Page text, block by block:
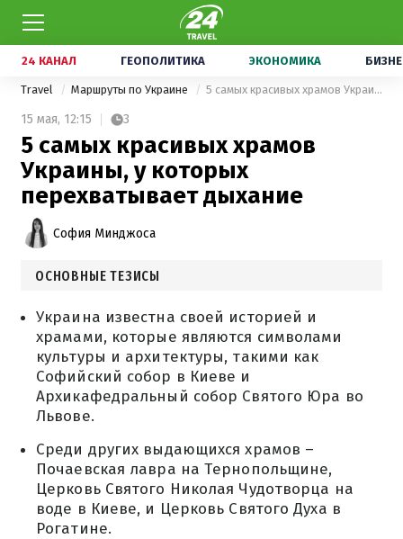
24 КАНАЛ ГЕОПОЛИТИКА ЭКОНОМИКА
Travel Маршруты по Украине 5 самых красивых храмов Украины, у которых перехватывает дыхание
15 мая, 12:15 3
5 самых красивых храмов
Украины, у которых
перехватывает дыхание
София Минджоса
ОСНОВНЫЕ ТЕЗИСЫ
Украина известна своей историей и
храмами, которые являются символами
культуры и архитектуры, такими как
Софийский собор в Киеве и
Архикафедральный собор Святого Юра во
Львове.
Среди других выдающихся храмов –
Почаевская лавра на Тернопольщине,
Церковь Святого Николая Чудотворца на
воде в Киеве, и Церковь Святого Духа в
Рогатине.